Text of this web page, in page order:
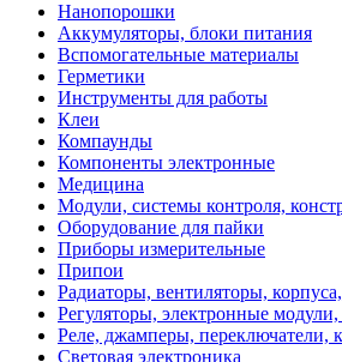
Нанопорошки
Аккумуляторы, блоки питания
Вспомогательные материалы
Герметики
Инструменты для работы
Клеи
Компаунды
Компоненты электронные
Медицина
Модули, системы контроля,
Оборудование для пайки
Приборы измерительные
Припои
Радиаторы, вентиляторы,
Регуляторы, электронные
Реле, джамперы, переключатели,
Световая электроника